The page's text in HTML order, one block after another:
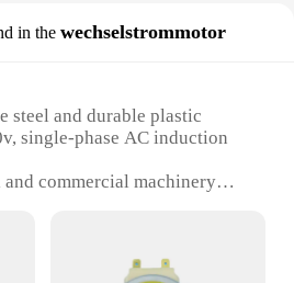
in the wechselstrommotor
steel and durable plastic
single-phase AC induction
commercial machinery
for various industrial